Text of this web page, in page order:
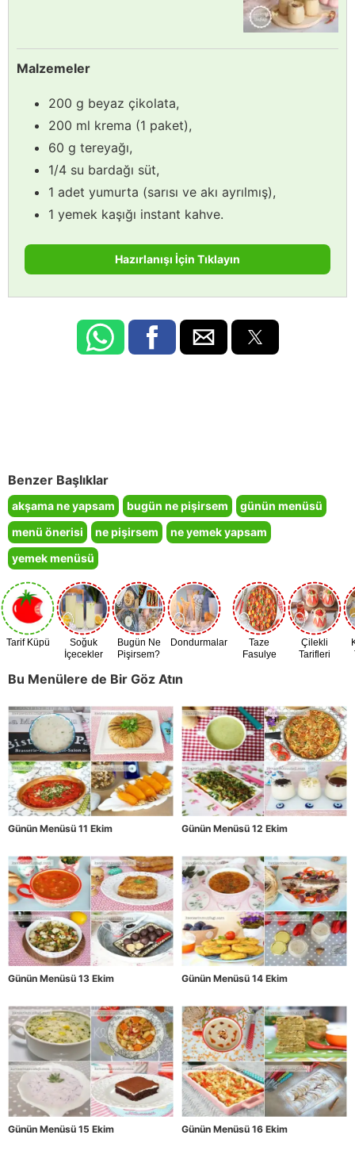
Malzemeler
200 g beyaz çikolata,
200 ml krema (1 paket),
60 g tereyağı,
1/4 su bardağı süt,
1 adet yumurta (sarısı ve akı ayrılmış),
1 yemek kaşığı instant kahve.
Hazırlanışı İçin Tıklayın
Benzer Başlıklar
akşama ne yapsam bugün ne pişirsem
günün menüsü
menü önerisi
ne pişirsem
ne yemek yapsam
yemek menüsü
Tarif Küpü
Soğuk
İçecekler
Bugün Ne
Pişirsem?
Dondurmalar
Taze
Fasulye
Çilekli
Tarifleri
Bu Menülere de Bir Göz Atın
Günün Menüsü 11 Ekim Günün Menüsü 12 Ekim
Günün Menüsü 13 Ekim Günün Menüsü 14 Ekim
Günün Menüsü 15 Ekim Günün Menüsü 16 Ekim